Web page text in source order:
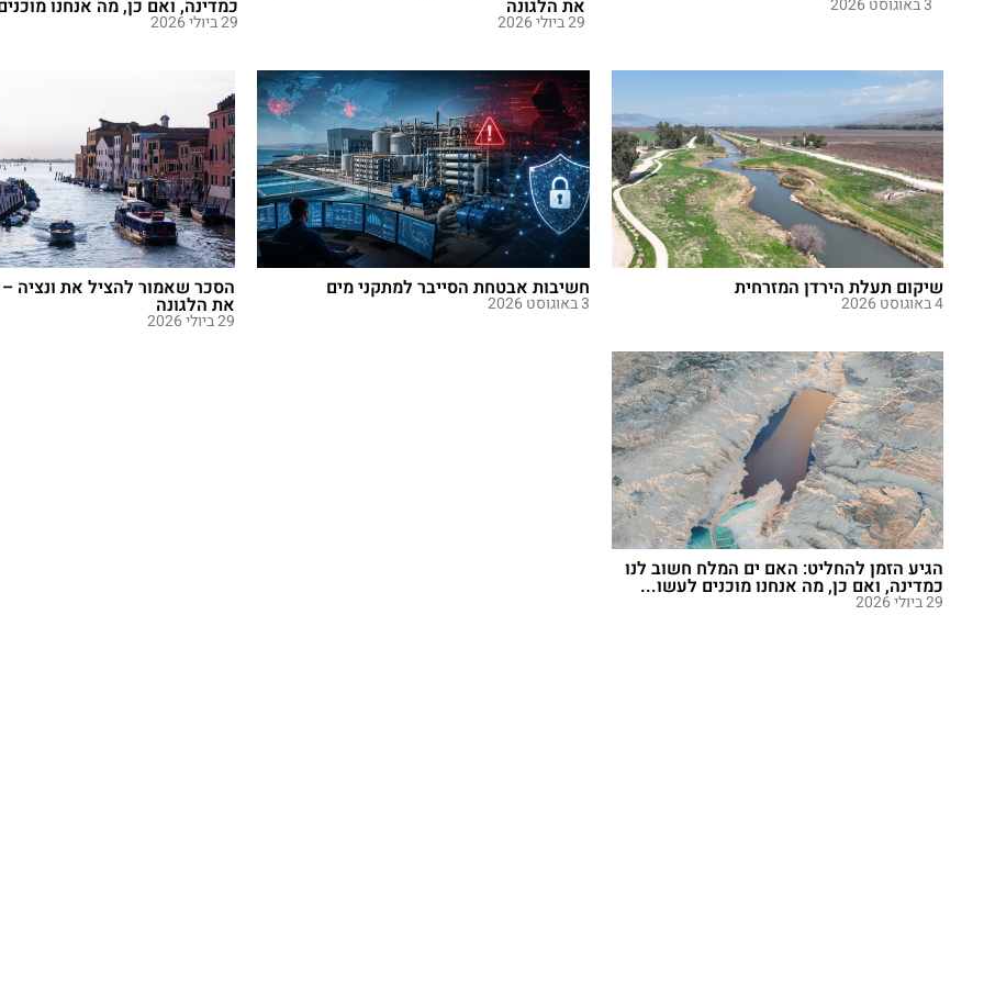
את הלגונה
29 ביולי 2026
כמדינה, ואם כן, מה אנחנו
29 ביולי 2026
שיקום תעלת הירדן המזרחית
4 באוגוסט 2026
חשיבות אבטחת הסייבר למתקני מים
3 באוגוסט 2026
הסכר שאמור להציל את ונציה –
את הלגונה
29 ביולי 2026
הגיע הזמן להחליט: האם ים המלח חשוב לנו
כמדינה, ואם כן, מה אנחנו מוכנים לעשו...
29 ביולי 2026